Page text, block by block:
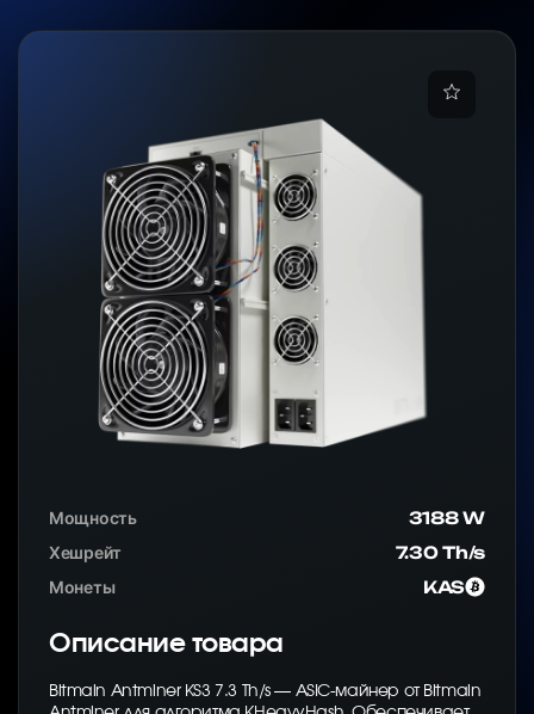
Мощность
3188 W
Хешрейт
7.30 Th/s
Монеты
KAS
Описание товара
Bitmain Antminer KS3 7.3 Th/s — ASIC-майнер от Bitmain